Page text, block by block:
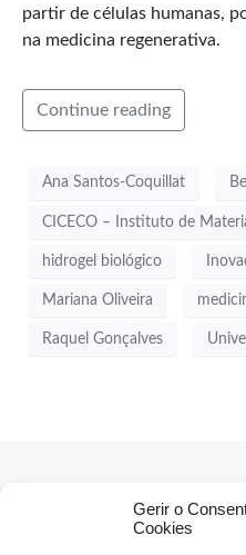
Gerir o
Cookies
partir de células humanas,
na medicina regenerativa.
Continue reading
Ana Santos-Coquillat
CICECO – Instituto de
hidrogel biológico
Mariana Oliveira
Raquel Gonçalves